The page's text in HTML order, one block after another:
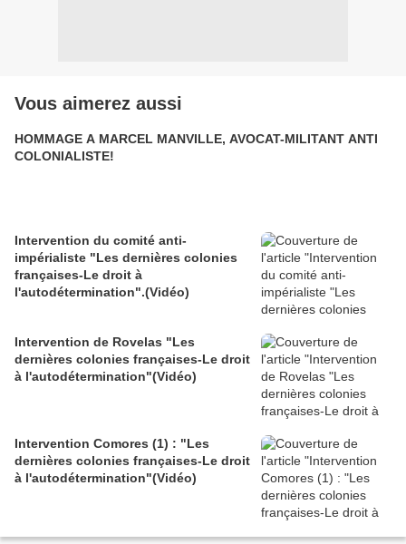
Vous aimerez aussi
HOMMAGE A MARCEL MANVILLE, AVOCAT-MILITANT ANTI
COLONIALISTE!
Intervention du comité anti-
impérialiste "Les dernières colonies
françaises-Le droit à
l'autodétermination".(Vidéo)
Intervention de Rovelas "Les
dernières colonies françaises-Le droit
à l'autodétermination"(Vidéo)
Intervention Comores (1) : "Les
dernières colonies françaises-Le droit
à l'autodétermination"(Vidéo)